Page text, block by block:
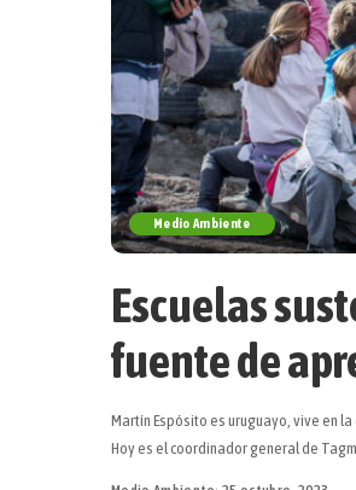
Medio Ambiente
Escuelas
fuente de
Martín Espósito es uruguayo, vive en
Hoy es el coordinador general de